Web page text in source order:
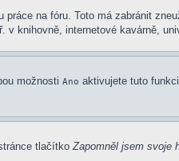
práce na fóru. Toto má zabránit
v knihovně, internetové kavárně,
možnosti Ano aktivujete tuto
tlačítkoZapomněl jsem svoje